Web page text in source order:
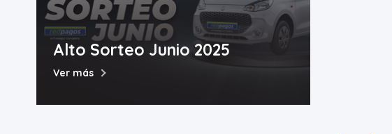
Alto Sorteo Junio 2025
Ver más